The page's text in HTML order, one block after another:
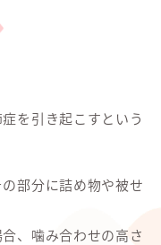
を引き起こすという
部分に詰め物や被せ
、噛み合わせの高さ